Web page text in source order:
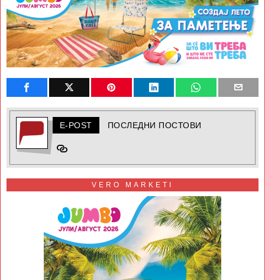
E-POST ПОСЛЕДНИ ПОСТОВИ
VERO MARKETI